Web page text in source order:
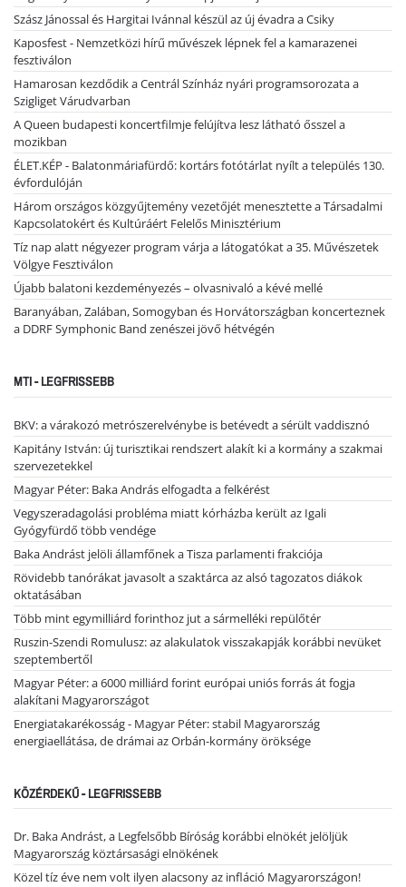
Szász Jánossal és Hargitai Ivánnal készül az új évadra a Csiky
Kaposfest - Nemzetközi hírű művészek lépnek fel a kamarazenei
fesztiválon
Hamarosan kezdődik a Centrál Színház nyári programsorozata a
Szigliget Várudvarban
A Queen budapesti koncertfilmje felújítva lesz látható ősszel a
mozikban
ÉLET.KÉP - Balatonmáriafürdő: kortárs fotótárlat nyílt a település 130.
évfordulóján
Három országos közgyűjtemény vezetőjét menesztette a Társadalmi
Kapcsolatokért és Kultúráért Felelős Minisztérium
Tíz nap alatt négyezer program várja a látogatókat a 35. Művészetek
Völgye Fesztiválon
Újabb balatoni kezdeményezés – olvasnivaló a kévé mellé
Baranyában, Zalában, Somogyban és Horvátországban koncerteznek
a DDRF Symphonic Band zenészei jövő hétvégén
MTI - LEGFRISSEBB
BKV: a várakozó metrószerelvénybe is betévedt a sérült vaddisznó
Kapitány István: új turisztikai rendszert alakít ki a kormány a szakmai
szervezetekkel
Magyar Péter: Baka András elfogadta a felkérést
Vegyszeradagolási probléma miatt kórházba került az Igali
Gyógyfürdő több vendége
Baka Andrást jelöli államfőnek a Tisza parlamenti frakciója
Rövidebb tanórákat javasolt a szaktárca az alsó tagozatos diákok
oktatásában
Több mint egymilliárd forinthoz jut a sármelléki repülőtér
Ruszin-Szendi Romulusz: az alakulatok visszakapják korábbi nevüket
szeptembertől
Magyar Péter: a 6000 milliárd forint európai uniós forrás át fogja
alakítani Magyarországot
Energiatakarékosság - Magyar Péter: stabil Magyarország
energiaellátása, de drámai az Orbán-kormány öröksége
KÖZÉRDEKŰ - LEGFRISSEBB
Dr. Baka Andrást, a Legfelsőbb Bíróság korábbi elnökét jelöljük
Magyarország köztársasági elnökének
Közel tíz éve nem volt ilyen alacsony az infláció Magyarországon!